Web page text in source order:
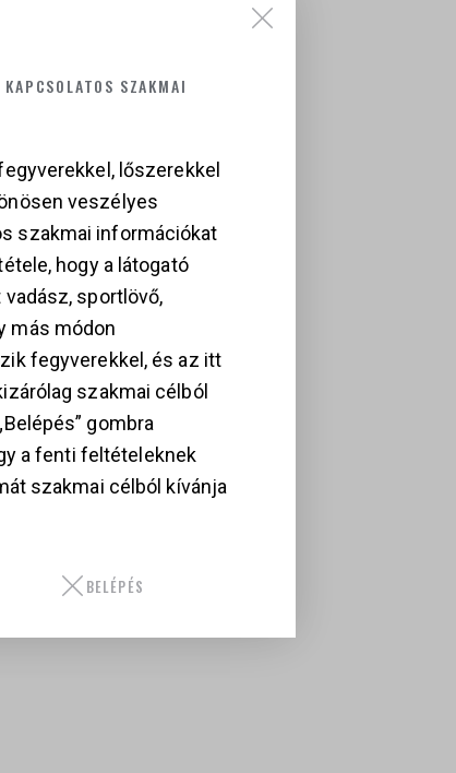
KAPCSOLATOS SZAKMAI
lőszerekkel
veszélyes
szakmai információkat
hogy a látogató
sportlövő,
más módon
fegyverekkel, és az itt
szakmai célból
gombra
a fenti feltételeknek
szakmai célból kívánja
BELÉPÉS